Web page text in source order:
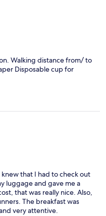
Walking distance from/ to
Disposable cup for
that I had to check out
luggage and gave me a
that was really nice. Also,
The breakfast was
very attentive.